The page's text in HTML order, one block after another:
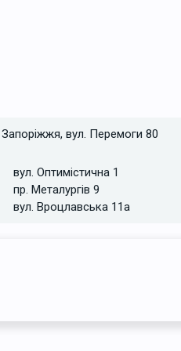
вул. Перемоги 80
вул. Оптимістична 1
пр. Металургів 9
вул. Вроцлавська 11а